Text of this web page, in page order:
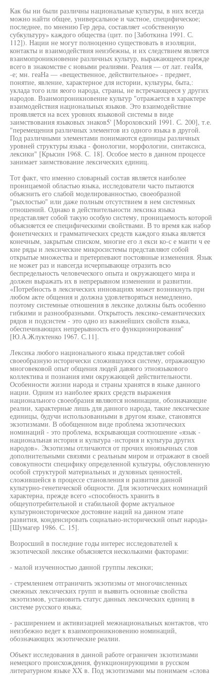
Как бы ни были различны национальные культуры, в них всегда
можно найти общее, универсальное и частное, специфическое;
последнее, по мнению Гер дера, составляет «собственную
субкультуру» каждого общества (цит. по [Заботкина 1991. С.
112]). Нации не могут полноценно существовать в изоляции,
контакты и взаимодействия неизбежны, и их следствием является
взаимопроникновение различных культур, выражающееся прежде
всего в знакомстве с новыми реалиями. Реалия — от лат. геаИя,
-е; мн. геаНа — «вещественное, действительное» - предмет,
понятие, явление, характерное для истории, культуры, быта,:
уклада того или яеого народа, страны, не встречающееся у других
народов. Взаимопроникновение культур "отражается в характере
взаимодействия национальных языков. Это взаимодействие
проявляется на всех уровнях языковой системы в виде
заимствования языковых знаков5' [Мороховский 1991. С. 200], т.е.
"перемещения различных элементов из одного языка в другой.
Под различными элементами понимаются единицы различных
уровней структуры языка - фонологии, морфологии, синтаксиса,
лексики" [Крысин 1968. С. 18]. Особое место в данном процессе
занимает заимствование лексических единиц.
Тот факт, что именно словарный состав является наиболее
проницаемой областью языка, исследователи часто пытаются
объяснить его слабой моделированностью, своеобразной
"рыхлостью" или даже полным отсутствием в нем системных
отношений. Однако в действительности лексика языка
представляет собой такую особую систему, проницаемость которой
объясняется ее специфическими свойствами. В то время как набор
фонетических и грамматических средств каждого языка является
конечным, закрытым списком, многие его л екси ко-с е манти ч ее
кие ряды и лексические микросистемы представляют собой
открытые множества и претерпевают постоянные изменения. Язык
не может раз и навсегда исчерпывающе отразить всю
беспредельность человеческого опыта и окружающего мира и
должен выражать их в непрерывном изменении и развитии.
«Потребность в лексических инновациях может возникнуть при
любом акте общения и должна удовлетворяться немедленно,
поэтому системные отношения в лексике должны быть особенно
гибкими и разнообразными. Открытость лексико-семантических
рядов и подсистем - это одно из важнейших свойств языка,
обеспечивающих непрерывность его функционирования"
[Ю.А.Жлуктенко 1967. С.11].
Лексика любого национального языка представляет собой
своеобразную исторически сложившуюся систему, отражающую
многовековой опыт общения людей давяого этноязыкового
коллектива и познания ими окружающей действительности.
Особенности жизни народа и страны хранятся в языке данного
нации. Одним из наиболее ярких средств выражения
национального своеобразия являются номинации, обозначающие
реалии, характерные лишь для данного народа, такие лексические
единицы, будучи использованными в другом языке, становятся
экзотизмами. В обобщенном виде проблема экзотических
номинаций - это проблема, вскрывающая соотношение «язык -
национальная история и культура -история и культура других
народов». Экзотизмы отличаются от прочих иноязычных слов
дополнительными связями с реальным миром и отражают в своей
совокупности специфику определенной культуры, обусловленную
особой структурой материальных и духовных ценностей,
сложившейся в процессе становления и развития данной
культурно-генетической общности. Для экзотических номинаций
характерна, прежде всего «способность хранить в
общеупотребительной и стабильной форме актуальное
культурноисторическое достояние наций на данном этапе
развития, конденсировать социально-исторический опыт народа»
[Шумагер 1986. С. 15].
Возросший в последние годы интерес исследователей к
экзотической лексике объясняется несколькими факторами:
- малой изученностью данной группы лексики;
- стремлением отграничить экзотизмы от многочисленных
смежных лексических групп и выявить основные свойства
экзотизмов, установить статус данных лексических единиц в
системе русского языка;
- расширением и активизацией межнациональных контактов, что
неизбежно ведет к взаимопроникновению номинаций,
обозначающих экзотические реалии.
Объект исследования в данной работе ограничен зкзотизмами
немецкого происхождения, функционирующими в русском
литературном языке XX в. Под экзотизмами мы понимаем «слова